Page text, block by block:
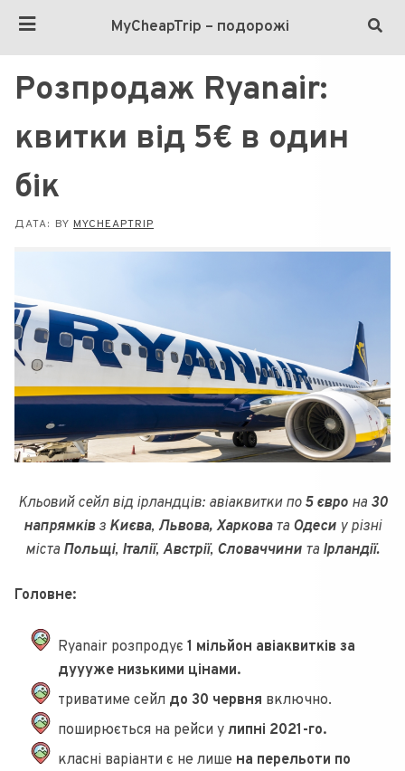
MyCheapTrip – подорожі
Розпродаж Ryanair:
квитки від 5€ в один
бік
ДАТА: BY MYCHEAPTRIP
Кльовий сейл від ірландців: авіаквитки по 5 єврона 30
напрямківз Києва, Львова, Харкова та Одеси у різні
міста Польщі, Італії, Австрії, Словаччини та Ірландії.
Головне:
Ryanair розпродує 1 мільйон авіаквитків за
дуууже низькими цінами.
триватиме сейл до 30 червня включно.
поширюється на рейси у липні 2021-го.
класні варіанти є не лише на перельоти по